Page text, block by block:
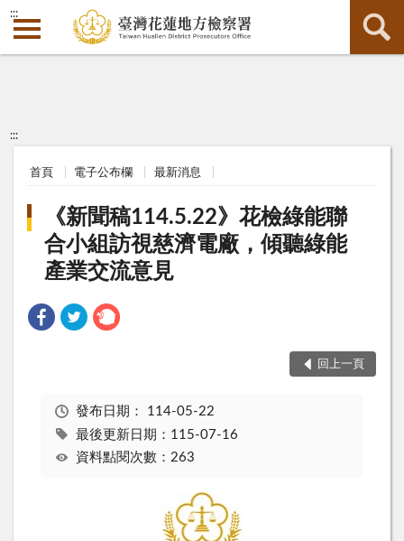
:::
:::
首頁 電子公布欄 最新消息
《新聞稿114.5.22》花檢綠能聯
合小組訪視慈濟電廠，傾聽綠能
產業交流意見
回上一頁
發布日期： 114-05-22
最後更新日期：115-07-16
資料點閱次數：263